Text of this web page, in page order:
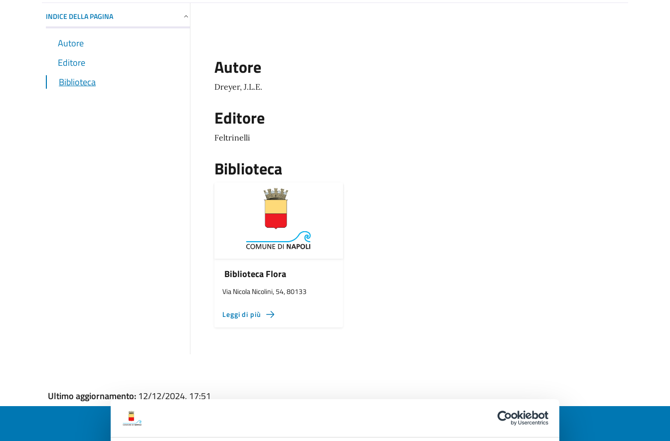
INDICE DELLA PAGINA
Autore
Editore
Biblioteca
Autore
Dreyer, J.L.E.
Editore
Feltrinelli
Biblioteca
Biblioteca Flora
Via Nicola Nicolini, 54, 80133
Leggi di più
Ultimo aggiornamento: 12/12/2024, 17:51